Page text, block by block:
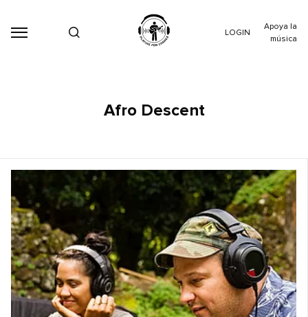
LOGIN
Apoya la
música
Afro Descent